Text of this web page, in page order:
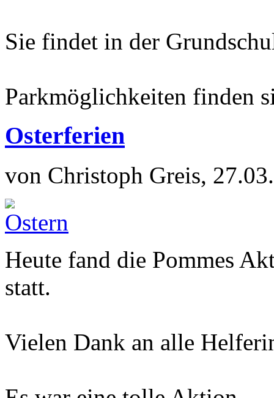
Sie findet in der
Parkmöglichkeiten finden
Osterferien
von Christoph Greis,
Heute fand die Pommes
statt.
Vielen Dank an alle